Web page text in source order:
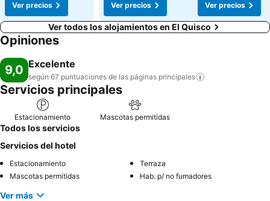
Ver precios Ver precios
Ver precios
Ver todos los alojamientos en El Quisco
Opiniones
9,0 Excelente
según 67 puntuaciones de las páginas principales
Servicios principales
Estacionamiento Mascotas permitidas
Todos los servicios
Servicios del hotel
Estacionamiento
Terraza
Mascotas permitidas
Hab. p/ no fumadores
Ver más